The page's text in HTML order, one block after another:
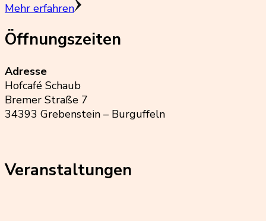
Mehr erfahren
Öffnungszeiten
Adresse
Hofcafé Schaub
Bremer Straße 7
34393 Grebenstein – Burguffeln
Veranstaltungen